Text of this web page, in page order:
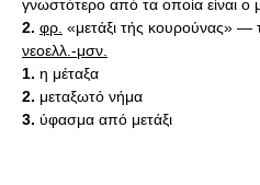
γνωστότερο από τα οποία είναι ο
2. φρ. «μετάξι τής κουρούνας» —
νεοελλ.-μσν.
1. η μέταξα
2. μεταξωτό νήμα
3. ύφασμα από μετάξι